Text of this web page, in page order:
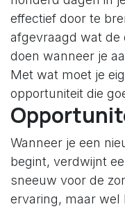
effectief door te
afgevraagd wat de
doen wanneer je
Met wat moet je
opportuniteit die
Wanneer je een
begint, verdwijnt
sneeuw voor de
ervaring, maar wel